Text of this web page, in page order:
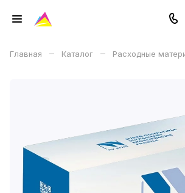
Главная – Каталог – Расходные